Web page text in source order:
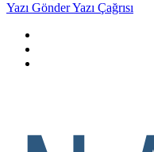
Yazı GönderYazı Çağrısı